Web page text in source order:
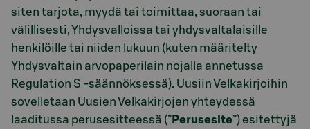
siten tarjota, myydä tai toimittaa, suoraan tai
välillisesti, Yhdysvalloissa tai yhdysvaltalaisille
henkilöille tai niiden lukuun (kuten määritelty
Yhdysvaltain arvopaperilain nojalla annetussa
Regulation S -säännöksessä). Uusiin Velkakirjoihin
sovelletaan Uusien Velkakirjojen yhteydessä
laaditussa perusesitteessä (” Perusesite”) esitettyjä